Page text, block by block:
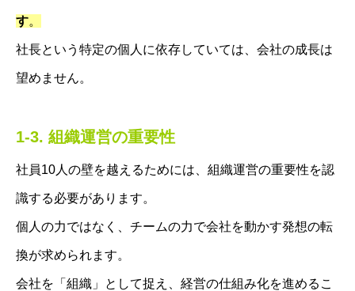
す。
社長という特定の個人に依存していては、会社の成長は
望めません。
1-3. 組織運営の重要性
社員10人の壁を越えるためには、組織運営の重要性を認
識する必要があります。
個人の力ではなく、チームの力で会社を動かす発想の転
換が求められます。
会社を「組織」として捉え、経営の仕組み化を進めるこ